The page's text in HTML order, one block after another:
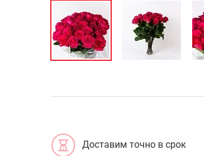
Доставим точно в срок